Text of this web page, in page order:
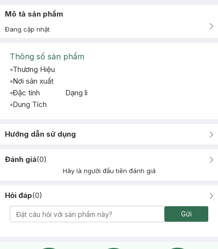
Mô tả sản phẩm
Đang cập nhật
Thông số sản phẩm
Thương Hiệu
Nơi sản xuất
Đặc tính
Dạng lì
Dung Tích
Hướng dẫn sử dụng
Đánh giá(0)
Hãy là người đầu tiên đánh giá
Hỏi đáp(0)
Gửi